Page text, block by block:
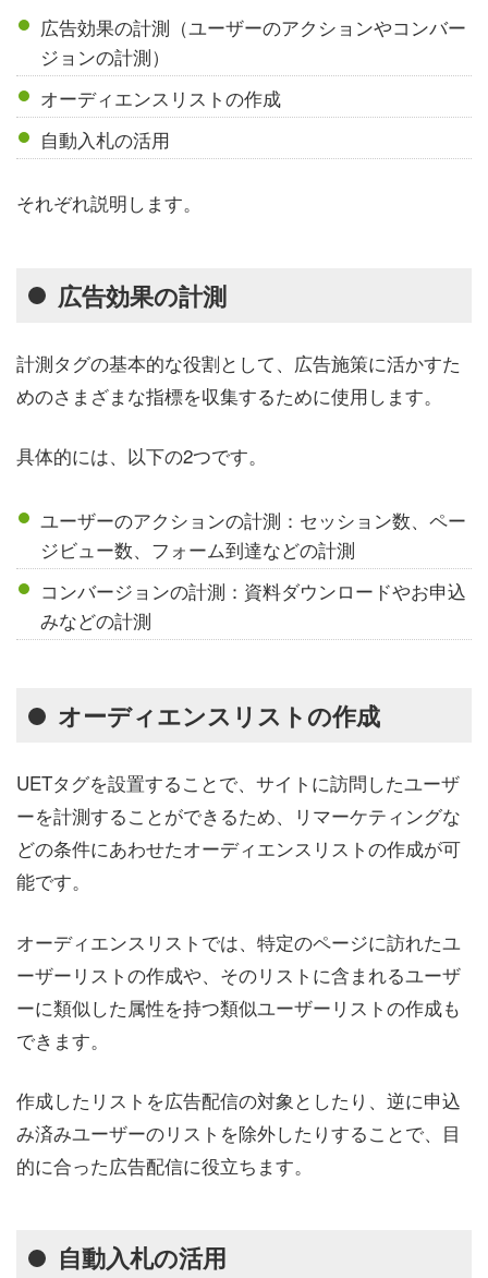
広告効果の計測（ユーザーのアクションやコンバー
ジョンの計測）
オーディエンスリストの作成
自動入札の活用
それぞれ説明します。
広告効果の計測
計測タグの基本的な役割として、広告施策に活かすた
めのさまざまな指標を収集するために使用します。
具体的には、以下の2つです。
ユーザーのアクションの計測：セッション数、ペー
ジビュー数、フォーム到達などの計測
コンバージョンの計測：資料ダウンロードやお申込
みなどの計測
オーディエンスリストの作成
UETタグを設置することで、サイトに訪問したユーザ
ーを計測することができるため、リマーケティングな
どの条件にあわせたオーディエンスリストの作成が可
能です。
オーディエンスリストでは、特定のページに訪れたユ
ーザーリストの作成や、そのリストに含まれるユーザ
ーに類似した属性を持つ類似ユーザーリストの作成も
できます。
作成したリストを広告配信の対象としたり、逆に申込
み済みユーザーのリストを除外したりすることで、目
的に合った広告配信に役立ちます。
自動入札の活用